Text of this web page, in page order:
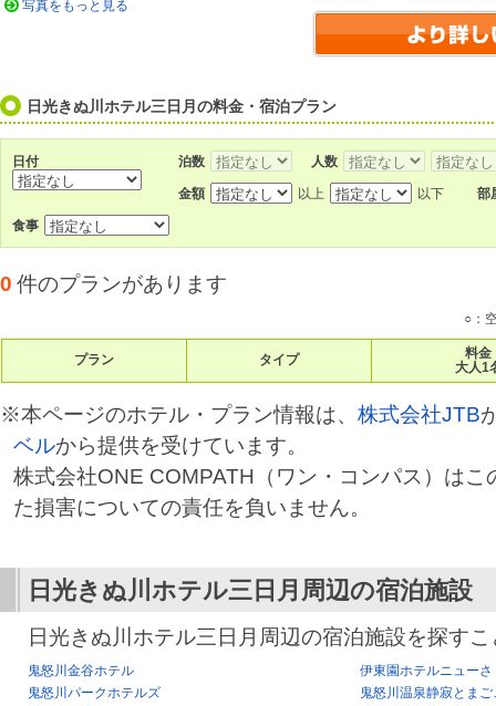
写真をもっと見る
日光きぬ川ホテル三日月の料金・宿泊プラン
日付 泊数 人数
金額 以上 以下 部
食事
0 件のプランがあります
○：
プラン タイプ
料金
大人1
※本ページのホテル・プラン情報は、 株式会社JTB
ベルから提供を受けています。
株式会社ONE COMPATH（ワン・コンパス）はこ
た損害についての責任を負いません。
日光きぬ川ホテル三日月 周辺の宿泊施設
日光きぬ川ホテル三日月周辺の宿泊施設を探す
鬼怒川金谷ホテル
伊東園ホテルニューさ
鬼怒川パークホテルズ
鬼怒川温泉静寂とま